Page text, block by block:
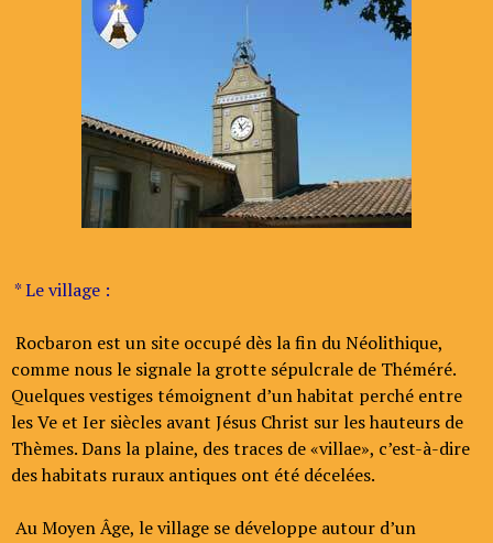
* Le village :
Rocbaron est un site occupé dès la fin du Néolithique,
comme nous le signale la grotte sépulcrale de Théméré.
Quelques vestiges témoignent d’un habitat perché entre
les Ve et Ier siècles avant Jésus Christ sur les hauteurs de
Thèmes. Dans la plaine, des traces de «villae», c’est-à-dire
des habitats ruraux antiques ont été décelées.
Au Moyen Âge, le village se développe autour d’un